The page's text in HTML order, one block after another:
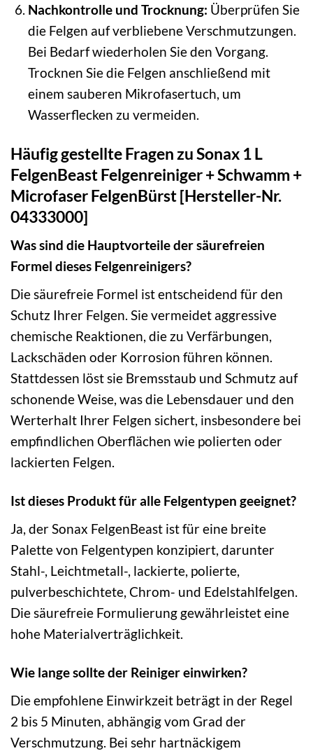
Nachkontrolle und Trocknung: Überprüfen Sie
die Felgen auf verbliebene Verschmutzungen.
Bei Bedarf wiederholen Sie den Vorgang.
Trocknen Sie die Felgen anschließend mit
einem sauberen Mikrofasertuch, um
Wasserflecken zu vermeiden.
Häufig gestellte Fragen zu Sonax 1 L
FelgenBeast Felgenreiniger + Schwamm +
Microfaser FelgenBürst [Hersteller-Nr.
04333000]
Was sind die Hauptvorteile der säurefreien
Formel dieses Felgenreinigers?
Die säurefreie Formel ist entscheidend für den
Schutz Ihrer Felgen. Sie vermeidet aggressive
chemische Reaktionen, die zu Verfärbungen,
Lackschäden oder Korrosion führen können.
Stattdessen löst sie Bremsstaub und Schmutz auf
schonende Weise, was die Lebensdauer und den
Werterhalt Ihrer Felgen sichert, insbesondere bei
empfindlichen Oberflächen wie polierten oder
lackierten Felgen.
Ist dieses Produkt für alle Felgentypen geeignet?
Ja, der Sonax FelgenBeast ist für eine breite
Palette von Felgentypen konzipiert, darunter
Stahl-, Leichtmetall-, lackierte, polierte,
pulverbeschichtete, Chrom- und Edelstahlfelgen.
Die säurefreie Formulierung gewährleistet eine
hohe Materialverträglichkeit.
Wie lange sollte der Reiniger einwirken?
Die empfohlene Einwirkzeit beträgt in der Regel
2 bis 5 Minuten, abhängig vom Grad der
Verschmutzung. Bei sehr hartnäckigem